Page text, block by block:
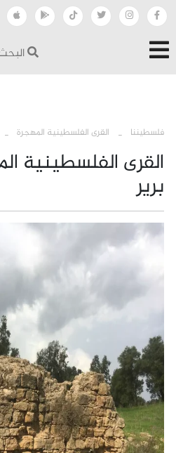
فلسطيننا القرى الفلسطينية المهجرة
القرى الفلسطينية
برير